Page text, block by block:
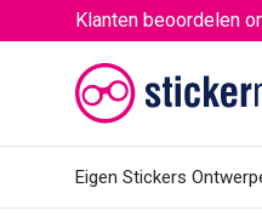
Klanten beoordelen
Eigen Stickers